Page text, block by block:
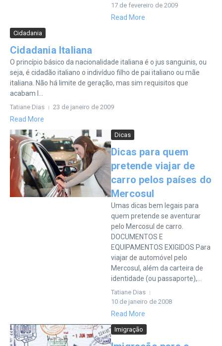
17 de fevereiro de 2009
Read More
Cidadania
Cidadania Italiana
O princípio básico da nacionalidade italiana é o jus sanguinis, ou
seja, é cidadão italiano o indivíduo filho de pai italiano ou mãe
italiana. Não há limite de geração, mas sim requisitos que
acabam l...
Tatiane Dias 23 de janeiro de 2009
Read More
Dicas
Dicas para quem
pretende viajar de
carro pelos países do
Mercosul
Umas dicas bem legais para
quem pretende se aventurar
pelo Mercosul de carro.
DOCUMENTOS E
EQUIPAMENTOS EXIGIDOS Para
viajar de automóvel pelo
Mercosul, além da carteira de
identidade (ou passaporte),...
Tatiane Dias
10 de janeiro de 2008
Read More
Imigração